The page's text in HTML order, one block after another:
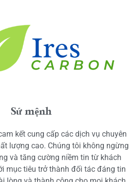
Sứ mệnh
kết cung cấp các dịch vụ chuyên
lượng cao. Chúng tôi không ngừng
và tăng cường niềm tin từ khách
mục tiêu trở thành đối tác đáng tin